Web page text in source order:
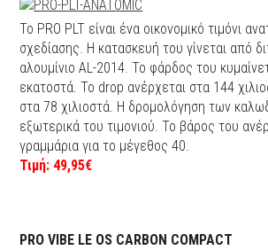
Το PRO PLT είναι ένα οικονομικό τιμόνι
σχεδίασης. Η κατασκευή του γίνεται από
αλουμίνιο AL-2014. Το φάρδος του
εκατοστά. Το drop ανέρχεται στα 144
στα 78 χιλιοστά. Η δρομολόγηση των
εξωτερικά του τιμονιού. Το βάρος του
γραμμάρια για το μέγεθος 40.
Τιμή: 49,95€
PRO VIBE LE OS CARBON COMPACT